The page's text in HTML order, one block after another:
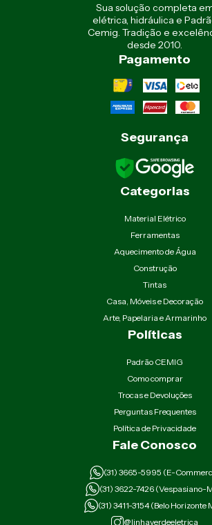
Sua solução completa
elétrica, hidráulica e
Cemig. Tradição e
desde 2010.
Pagamento
Segurança
Categorias
Material Elétrico
Ferramentas
Aquecimento de Água
Construção
Tintas
Casa, Móveis e Decoração
Arte, Papelaria e Armarinho
Políticas
Padrão CEMIG
Como comprar
Trocas e Devoluções
Perguntas Frequentes
Política de Privacidade
Fale Conosco
(31) 3665-5995 (E-
(31) 3622-7426 (Vespasiano-
(31) 3411-3154 (Belo Horizonte
@linhaverdeeletrica